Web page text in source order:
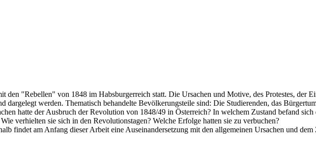
den "Rebellen" von 1848 im Habsburgerreich statt. Die Ursachen und Motive, des Protestes, der
dargelegt werden. Thematisch behandelte Bevölkerungsteile sind: Die Studierenden, das
hatte der Ausbruch der Revolution von 1848/49 in Österreich? In welchem Zustand befand
verhielten sie sich in den Revolutionstagen? Welche Erfolge hatten sie zu verbuchen?
findet am Anfang dieser Arbeit eine Auseinandersetzung mit den allgemeinen Ursachen und